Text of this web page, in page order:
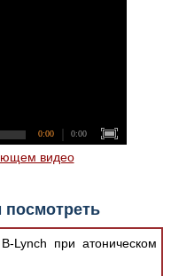
0:00 0:00
видео
посмотреть
при атоническом